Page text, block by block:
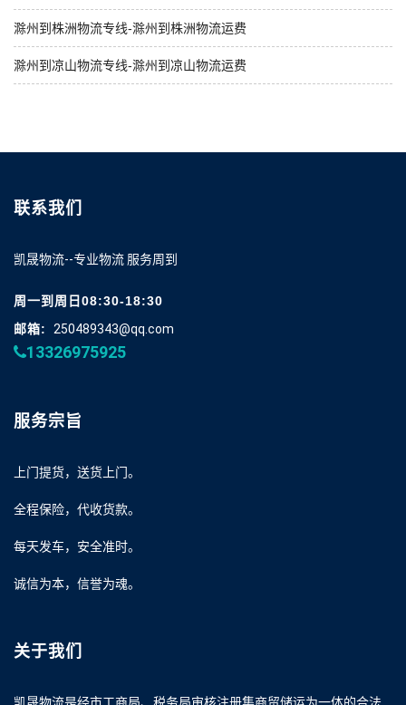
滁州到株洲物流专线-滁州到株洲物流运费
滁州到凉山物流专线-滁州到凉山物流运费
联系我们
凯晟物流--专业物流 服务周到
周一到周日08:30-18:30
邮箱:
250489343@qq.com
13326975925
服务宗旨
上门提货，送货上门。
全程保险，代收货款。
每天发车，安全准时。
诚信为本，信誉为魂。
关于我们
凯晟物流是经市工商局、税务局审核注册集商贸储运为一体的合法